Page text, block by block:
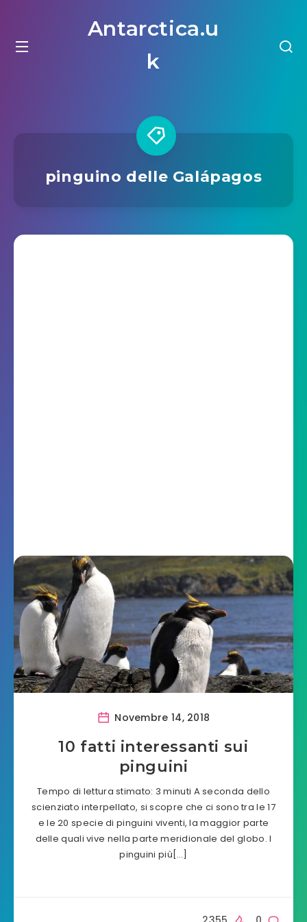
Antarctica.u
k
pinguino delle Galápagos
Novembre 14, 2018
10 fatti interessanti sui
pinguini
Tempo di lettura stimato: 3 minuti A seconda dello
scienziato interpellato, si scopre che ci sono tra le 17
e le 20 specie di pinguini viventi, la maggior parte
delle quali vive nella parte meridionale del globo. I
pinguini più[…]